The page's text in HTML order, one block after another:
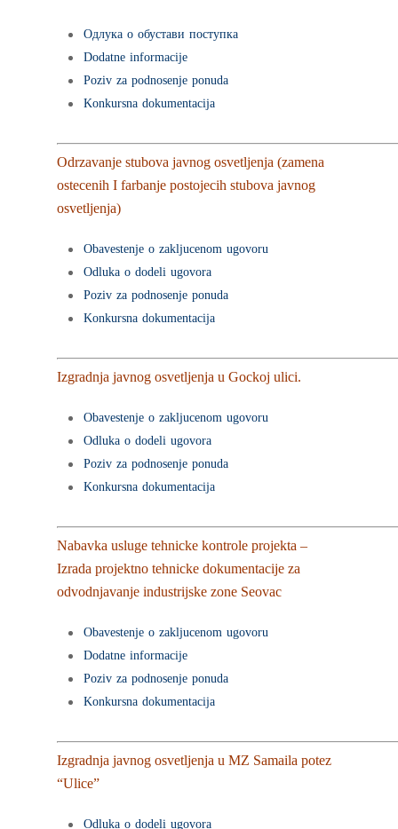
Одлука о обустави поступка
Dodatne informacije
Poziv za podnosenje ponuda
Konkursna dokumentacija
Odrzavanje stubova javnog osvetljenja (zamena
ostecenih I farbanje postojecih stubova javnog
osvetljenja)
Obavestenje o zakljucenom ugovoru
Odluka o dodeli ugovora
Poziv za podnosenje ponuda
Konkursna dokumentacija
Izgradnja javnog osvetljenja u Gockoj ulici.
Obavestenje o zakljucenom ugovoru
Odluka o dodeli ugovora
Poziv za podnosenje ponuda
Konkursna dokumentacija
Nabavka usluge tehnicke kontrole projekta –
Izrada projektno tehnicke dokumentacije za
odvodnjavanje industrijske zone Seovac
Obavestenje o zakljucenom ugovoru
Dodatne informacije
Poziv za podnosenje ponuda
Konkursna dokumentacija
Izgradnja javnog osvetljenja u MZ Samaila potez
“Ulice”
Odluka o dodeli ugovora